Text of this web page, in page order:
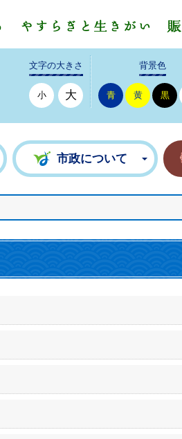
文字の大きさ
小 大
背景色
青 黄 黒
市政について